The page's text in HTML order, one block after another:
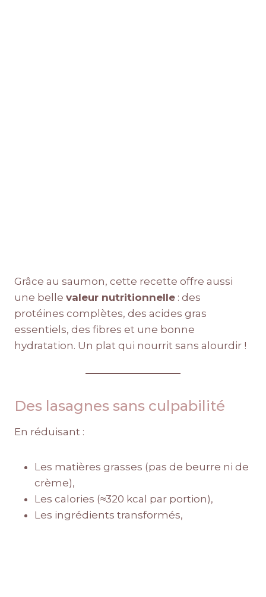
Grâce au saumon, cette recette offre aussi
une belle valeur nutritionnelle : des
protéines complètes, des acides gras
essentiels, des fibres et une bonne
hydratation. Un plat qui nourrit sans alourdir !
Des lasagnes sans culpabilité
En réduisant :
Les matières grasses (pas de beurre ni de
crème),
Les calories (≈320 kcal par portion),
Les ingrédients transformés,